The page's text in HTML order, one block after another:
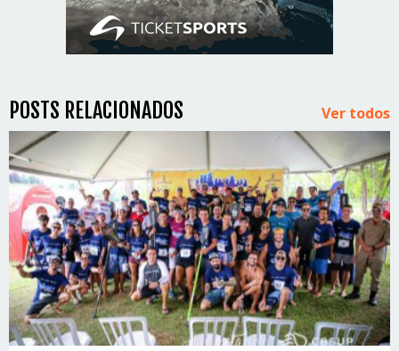
POSTS RELACIONADOS Ver todos